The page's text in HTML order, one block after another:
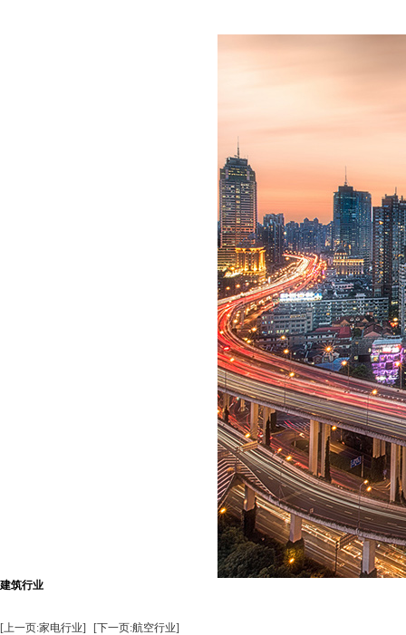
建筑行业
[上一页:家电行业] [下一页:航空行业]